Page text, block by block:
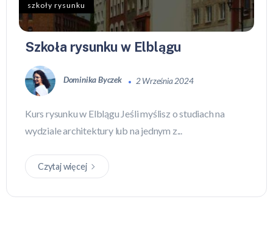
szkoły rysunku
Szkoła rysunku w Elblągu
Dominika Byczek 2 Września 2024
Kurs rysunku w Elblągu Jeśli myślisz o studiach na
wydziale architektury lub na jednym z...
Czytaj więcej